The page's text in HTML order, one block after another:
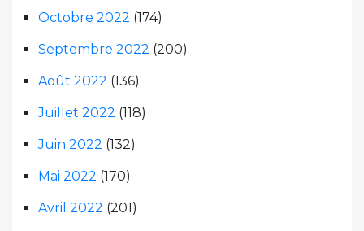
Octobre 2022 (174)
Septembre 2022 (200)
Août 2022 (136)
Juillet 2022 (118)
Juin 2022 (132)
Mai 2022 (170)
Avril 2022 (201)